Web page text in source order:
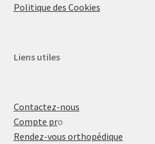
Politique des Cookies
Liens utiles
Contactez-nous
Compte pro
Rendez-vous orthopédique